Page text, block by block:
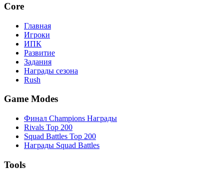
Core
Главная
Игроки
ИПК
Развитие
Задания
Награды сезона
Rush
Game Modes
Финал Champions Награды
Rivals Top 200
Squad Battles Top 200
Награды Squad Battles
Tools